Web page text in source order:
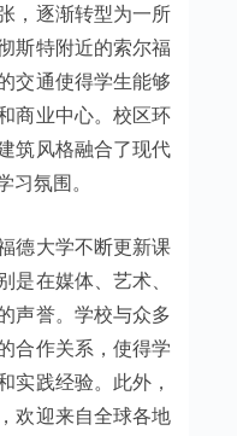
，逐渐转型为一所
斯特附近的索尔福
交通使得学生能够
商业中心。校区环
筑风格融合了现代
氛围。
德大学不断更新课
是在媒体、艺术、
声誉。学校与众多
合作关系，使得学
实践经验。此外，
欢迎来自全球各地